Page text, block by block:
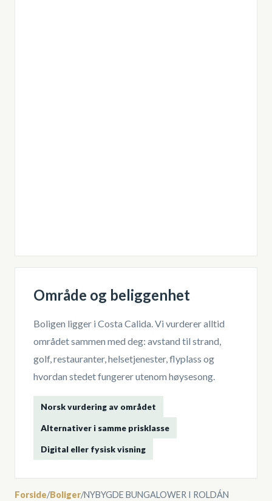
Område og beliggenhet
Boligen ligger i Costa Calida. Vi vurderer alltid
området sammen med deg: avstand til strand,
golf, restauranter, helsetjenester, flyplass og
hvordan stedet fungerer utenom høysesong.
Norsk vurdering av området
Alternativer i samme prisklasse
Digital eller fysisk visning
Forside/Boliger/NYBYGDE BUNGALOWER I ROLDÁN